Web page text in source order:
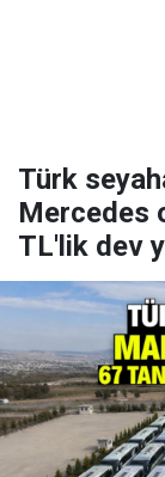
Türk
Mercedes
TL'lik dev